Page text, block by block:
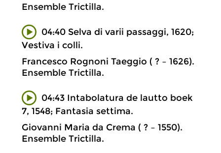
Ensemble Trictilla.
04:40 Selva di varii passaggi, 1620;
Vestiva i colli.
Francesco Rognoni Taeggio ( ? – 1626).
Ensemble Trictilla.
04:43 Intabolatura de lautto boek
7, 1548; Fantasia settima.
Giovanni Maria da Crema ( ? – 1550).
Ensemble Trictilla.